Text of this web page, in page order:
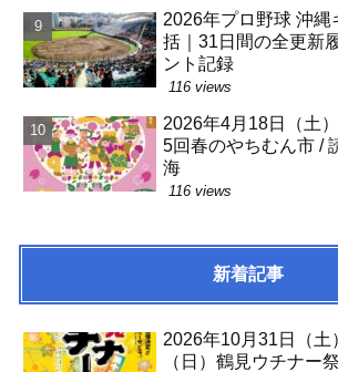
2026年プロ野球 沖縄
括｜31日間の全更新
ント記録
116 views
2026年4月18日（土
5回春のやちむん市 /
海
116 views
新着記事
2026年10月31日（土
（日）鶴見ウチナー